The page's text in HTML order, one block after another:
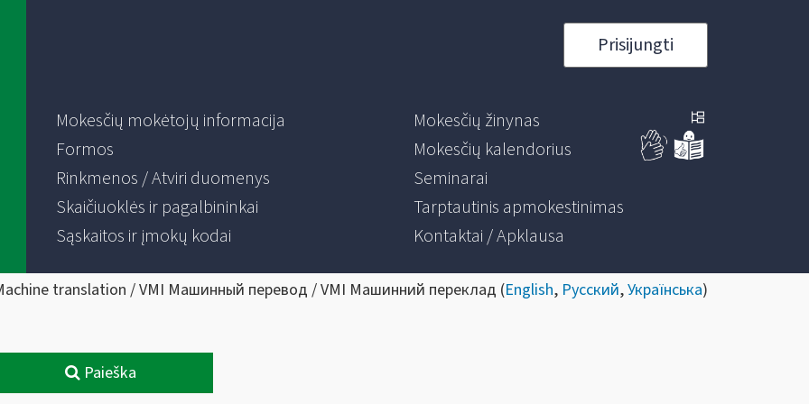
Prisijungti
Mokesčių mokėtojų informacija
Formos
Rinkmenos / Atviri duomenys
Skaičiuoklės ir pagalbininkai
Sąskaitos ir įmokų kodai
Mokesčių žinynas
Mokesčių kalendorius
Seminarai
Tarptautinis apmokestinimas
Kontaktai / Apklausa
translation / VMI Машинный перевод / VMI Машинний переклад (English, Русский,Українська)
Paieška